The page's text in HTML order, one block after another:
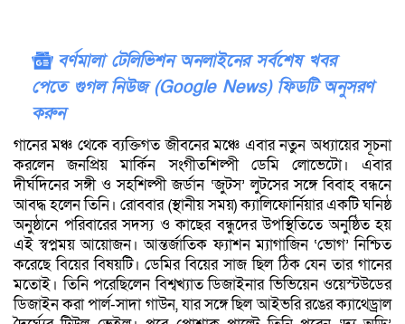
বর্ণমালা টেলিভিশন অনলাইনের সর্বশেষ খবর
পেতে গুগল নিউজ (Google News) ফিডটি অনুসরণ
করুন
গানের মঞ্চ থেকে ব্যক্তিগত জীবনের মঞ্চে এবার নতুন অধ্যায়ের সূচনা
করলেন জনপ্রিয় মার্কিন সংগীতশিল্পী ডেমি লোভেটো। এবার
দীর্ঘদিনের সঙ্গী ও সহশিল্পী জর্ডান ‘জুটস’ লুটসের সঙ্গে বিবাহ বন্ধনে
আবদ্ধ হলেন তিনি। রোববার (স্থানীয় সময়) ক্যালিফোর্নিয়ার একটি ঘনিষ্ঠ
অনুষ্ঠানে পরিবারের সদস্য ও কাছের বন্ধুদের উপস্থিতিতে অনুষ্ঠিত হয়
এই স্বপ্নময় আয়োজন। আন্তর্জাতিক ফ্যাশন ম্যাগাজিন ‘ভোগ’ নিশ্চিত
করেছে বিয়ের বিষয়টি। ডেমির বিয়ের সাজ ছিল ঠিক যেন তার গানের
মতোই। তিনি পরেছিলেন বিশ্বখ্যাত ডিজাইনার ভিভিয়েন ওয়েস্টউডের
ডিজাইন করা পার্ল-সাদা গাউন, যার সঙ্গে ছিল আইভরি রঙের ক্যাথেড্রাল